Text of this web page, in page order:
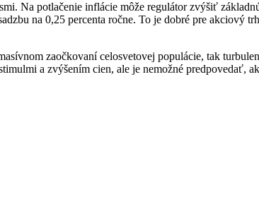
Na potlačenie inflácie môže regulátor zvýšiť
na 0,25 percenta ročne. To je dobré pre akciový
zaočkovaní celosvetovej populácie, tak
a zvýšením cien, ale je nemožné predpovedať,